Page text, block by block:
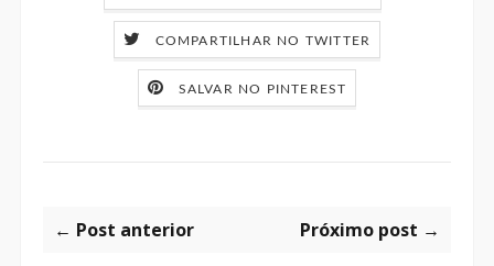
COMPARTILHAR NO TWITTER
SALVAR NO PINTEREST
← Post anterior Próximo post →